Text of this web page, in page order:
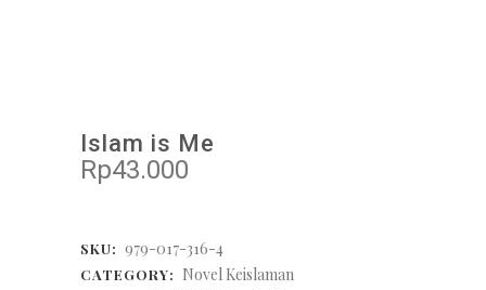
Islam is Me
Rp43.000
SKU: 979-017-316-4
CATEGORY: Novel Keislaman